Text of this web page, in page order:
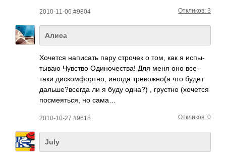
2010-11-06 #9804 Откликов: 3
Алиса
Хочется напи­сать пару строчек о том, как я испы­
тываю Чувство Один­очес­тва! Для меня оно все-­
таки диск­омфо­ртно, иногда трев­ожно(а что будет
даль­ше?в­сегда ли я буду одна?) , грустно (хоч­ется
посм­еять­ся, но сама…
2010-10-27 #9618 Откликов: 0
July